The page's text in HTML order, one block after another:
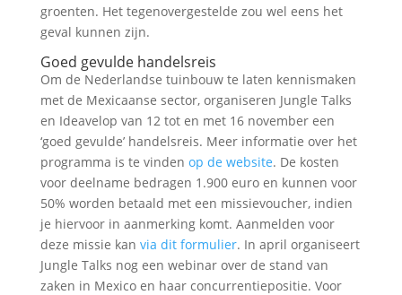
groenten. Het tegenovergestelde zou wel eens het
geval kunnen zijn.
Goed gevulde handelsreis
Om de Nederlandse tuinbouw te laten kennismaken
met de Mexicaanse sector, organiseren Jungle Talks
en Ideavelop van 12 tot en met 16 november een
‘goed gevulde’ handelsreis. Meer informatie over het
programma is te vinden op de website. De kosten
voor deelname bedragen 1.900 euro en kunnen voor
50% worden betaald met een missievoucher, indien
je hiervoor in aanmerking komt. Aanmelden voor
deze missie kan via dit formulier. In april organiseert
Jungle Talks nog een webinar over de stand van
zaken in Mexico en haar concurrentiepositie. Voor